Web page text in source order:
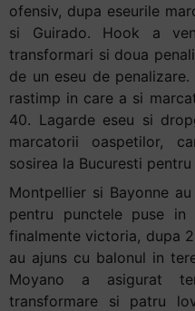
ofensiv, dupa eseurile
si Guirado. Hook a
transformari si doua
de un eseu de
rastimp in care a si
40. Lagarde eseu si
marcatorii oaspetilor,
sosirea la Bucuresti
Montpellier si Bayonne
pentru punctele puse
finalmente victoria, dupa
au ajuns cu balonul in
Moyano a asigurat
transformare si patru